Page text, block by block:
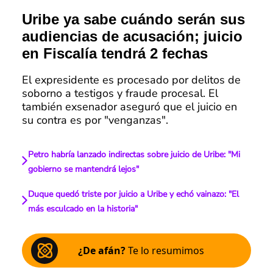
Uribe ya sabe cuándo serán sus
audiencias de acusación; juicio
en Fiscalía tendrá 2 fechas
El expresidente es procesado por delitos de
soborno a testigos y fraude procesal. El
también exsenador aseguró que el juicio en
su contra es por "venganzas".
Petro habría lanzado indirectas sobre juicio de Uribe: "Mi
gobierno se mantendrá lejos"
Duque quedó triste por juicio a Uribe y echó vainazo: "El
más esculcado en la historia"
¿De afán?Te lo resumimos